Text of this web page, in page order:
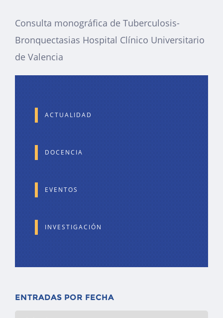
Consulta monográfica de Tuberculosis-
Bronquectasias Hospital Clínico Universitario
de Valencia
ACTUALIDAD
DOCENCIA
EVENTOS
INVESTIGACIÓN
ENTRADAS POR FECHA